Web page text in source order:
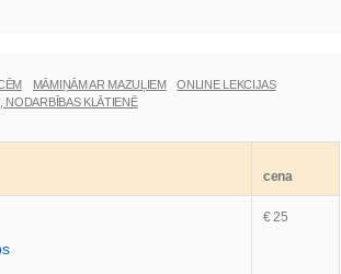
MĀMIŅĀM AR MAZUĻIEM
ONLINE LEKCIJAS
NODARBĪBAS KLĀTIENĒ
cena
€ 25